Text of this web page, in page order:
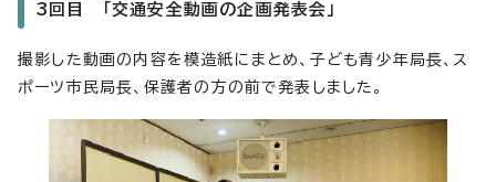
3回目 「交通安全動画の企画発表会」
撮影した動画の内容を模造紙にまとめ、子ども青少年局長、ス
ポーツ市民局長、保護者の方の前で発表しました。